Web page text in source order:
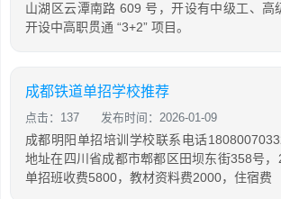
山湖区云潭南路 609 号，开设有中级工、高
开设中高职贯通 “3+2” 项目。
成都铁道单招学校推荐
点击：137 发布时间：2026-01-09
成都明阳单招培训学校联系电话
地址在四川省成都市郫都区田坝东街358号
单招班收费5800，教材资料费2000，住宿费